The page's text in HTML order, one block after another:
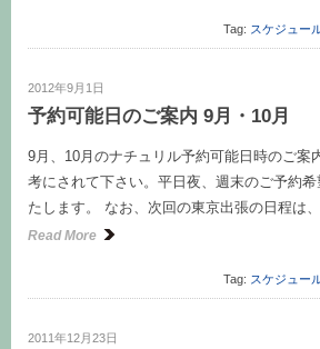
Tag: スケジュー
2012年9月1日
予約可能日のご案内 9月・10月
9月、10月のナチュリル予約可能日時のご案
考にされて下さい。平日夜、週末のご予約
たします。 なお、次回の東京出張の日程は
Read More
Tag: スケジュー
2011年12月23日